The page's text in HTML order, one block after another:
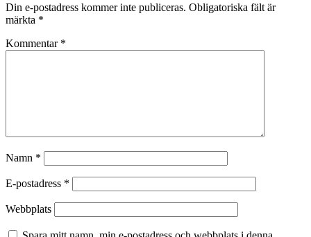
Din e-postadress kommer inte publiceras. Obligatoriska fält är
märkta *
Kommentar *
Namn *
E-postadress *
Webbplats